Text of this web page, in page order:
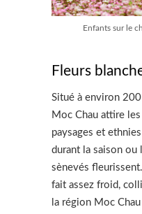
Enfants sur le
Fleurs
Situé à environ
Moc Chau attire
paysages et
durant la saison ou
sènevés
fait assez froid,
la région Moc